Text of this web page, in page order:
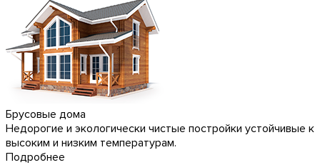
Брусовые дома
Недорогие и экологически чистые постройки устойчивые к
высоким и низким температурам.
Подробнее